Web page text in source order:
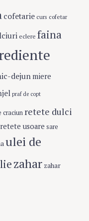
cofetarie curs cofetar
eclere faina
dejun miere
praf de copt
craciun retete dulci
retete usoare sare
ulei de
zahar zahar